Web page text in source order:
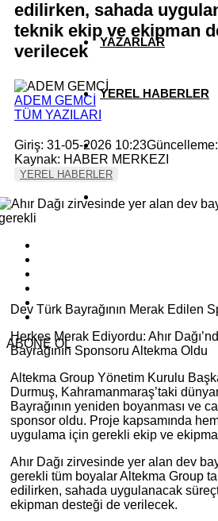
YAZARLAR
YEREL HABERLER
edilirken, sahada
teknik ekip ve ekipman
verilecek
ADEM GEMCİ
TÜM YAZILARI
Giriş: 31-05-2026 10:23
Kaynak: HABER MERKEZI
YEREL HABERLER
ABONE OL
Dev Türk Bayrağının Merak Edilen
Herkes Merak Ediyordu: Ahır
Bayrağının Sponsoru Altekma Oldu
Altekma Group Yönetim Kurulu
Durmuş, Kahramanmaraş’taki
Bayrağının yeniden boyanması ve
sponsor oldu. Proje kapsamında
uygulama için gerekli ekip ve
Ahır Dağı zirvesinde yer alan dev
gerekli tüm boyalar Altekma Group
edilirken, sahada uygulanacak
ekipman desteği de verilecek.